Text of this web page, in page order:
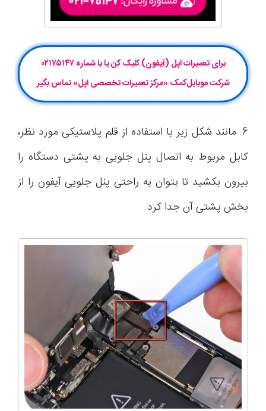
برای تعمیرات اپل (آیفون) کلیک کن یا با شماره ۰۲۱۷۵۱۴۷
شرکت موبایل‌کمک «مرکز تعمیرات تخصصی اپل» تماس بگیر
6. مانند شکل زیر با استفاده از قلم پلاستیکی مورد نظر،
کابل مربوط به اتصال پنل جلویی به پشتی دستگاه را
بیرون بکشید تا بتوان به راحتی پنل جلویی آیفون را از
بخش پشتی آن جدا کرد.